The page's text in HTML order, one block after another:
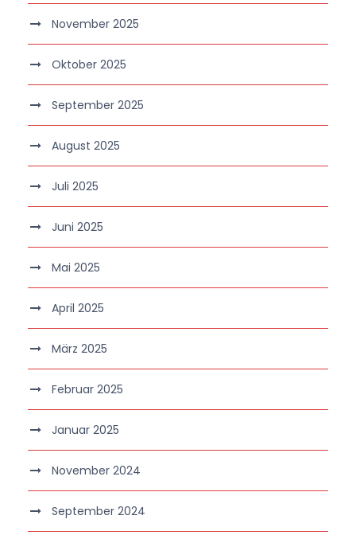
November 2025
Oktober 2025
September 2025
August 2025
Juli 2025
Juni 2025
Mai 2025
April 2025
März 2025
Februar 2025
Januar 2025
November 2024
September 2024